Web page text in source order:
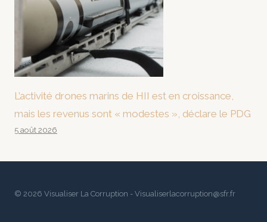
L’activité drones marins de HII est en croissance,
mais les revenus sont « modestes », déclare le PDG
5 août 2026
© 2026 Visualiser La Corruption - Visualiserlacorruption@sfr.fr